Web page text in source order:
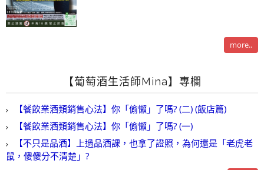
more..
【葡萄酒生活師Mina】專欄
【餐飲業酒類銷售心法】你「偷懶」了嗎? (二) (飯店篇)
【餐飲業酒類銷售心法】你「偷懶」了嗎? (一)
【不只是品酒】上過品酒課，也拿了證照，為何還是「老虎老
鼠，傻傻分不清楚」?